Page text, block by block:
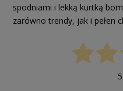
spodniami i lekką kurtką
zarówno trendy, jak i pełen
5